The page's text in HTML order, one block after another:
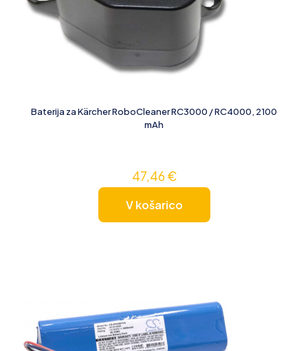
Baterija za Kärcher RoboCleaner RC3000 / RC4000, 2100
mAh
47,46€
V košarico